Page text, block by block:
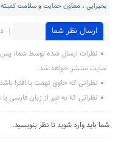
بحیرایی ، معاون حمایت و سلامت کمیته
ارسال نظر شما
نظرات ارسال شده توسط شما، پس
سایت منتشر خواهد شد.
نظراتی که حاوی تهمت یا افترا
نظراتی که به غیر از زبان فارسی
شما بایدوارد شویدتا نظر بنویسید.